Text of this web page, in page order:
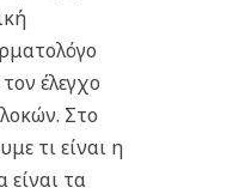
έλεγχο
Στο
τι είναι η
είναι τα